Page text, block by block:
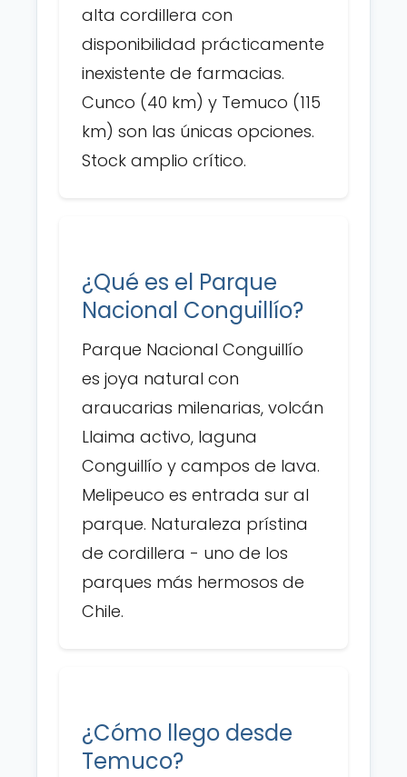
alta cordillera con
disponibilidad prácticamente
inexistente de farmacias.
Cunco (40 km) y Temuco (115
km) son las únicas opciones.
Stock amplio crítico.
¿Qué es el Parque
Nacional Conguillío?
Parque Nacional Conguillío
es joya natural con
araucarias milenarias, volcán
Llaima activo, laguna
Conguillío y campos de lava.
Melipeuco es entrada sur al
parque. Naturaleza prístina
de cordillera - uno de los
parques más hermosos de
Chile.
¿Cómo llego desde
Temuco?